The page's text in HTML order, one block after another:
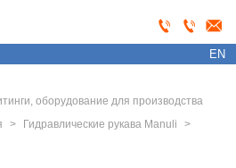
EN
оборудование для производства
> Гидравлические рукава Manuli
>